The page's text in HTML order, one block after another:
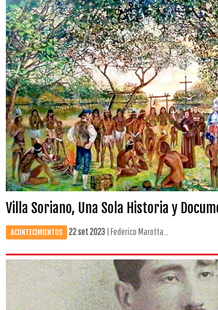
Villa Soriano, Una Sola Historia y
ACONTECIMIENTOS 22 set 2023 | Federico Marotta...